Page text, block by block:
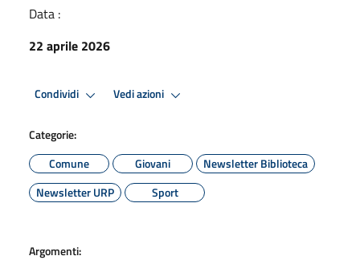
Data :
22 aprile 2026
Condividi Vedi azioni
Categorie:
Comune
Giovani
Newsletter Biblioteca
Newsletter URP
Sport
Argomenti: